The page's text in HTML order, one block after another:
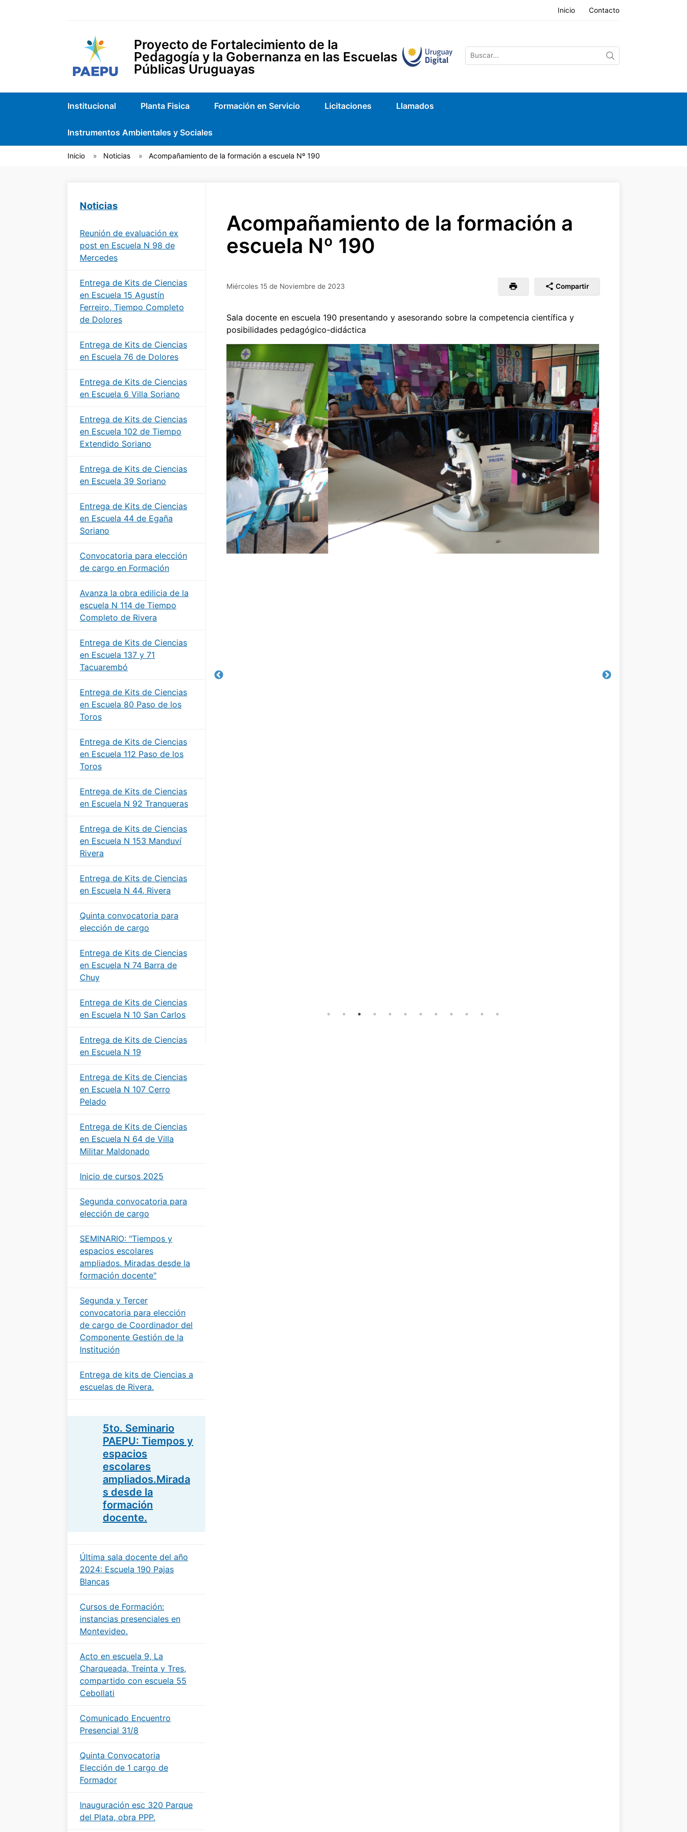
Inicio Contacto
Proyecto de Fortalecimiento de la
Pedagogía y la Gobernanza en las Escuelas
Públicas Uruguayas
Institucional Planta Fisica Formación en Servicio Licitaciones Llamados
Instrumentos Ambientales y Sociales
Inicio Noticias Acompañamiento de la formación a escuela Nº 190
Noticias
Reunión de evaluación ex
post en Escuela N 98 de
Mercedes
Entrega de Kits de Ciencias
en Escuela 15 Agustín
Ferreiro, Tiempo Completo
de Dolores
Entrega de Kits de Ciencias
en Escuela 76 de Dolores
Entrega de Kits de Ciencias
en Escuela 6 Villa Soriano
Entrega de Kits de Ciencias
en Escuela 102 de Tiempo
Extendido Soriano
Entrega de Kits de Ciencias
en Escuela 39 Soriano
Entrega de Kits de Ciencias
en Escuela 44 de Egaña
Soriano
Convocatoria para elección
de cargo en Formación
Avanza la obra edilicia de la
escuela N 114 de Tiempo
Completo de Rivera
Entrega de Kits de Ciencias
en Escuela 137 y 71
Tacuarembó
Entrega de Kits de Ciencias
en Escuela 80 Paso de los
Toros
Entrega de Kits de Ciencias
en Escuela 112 Paso de los
Toros
Entrega de Kits de Ciencias
en Escuela N 92 Tranqueras
Entrega de Kits de Ciencias
en Escuela N 153 Manduví
Rivera
Entrega de Kits de Ciencias
en Escuela N 44, Rivera
Quinta convocatoria para
elección de cargo
Entrega de Kits de Ciencias
en Escuela N 74 Barra de
Chuy
Entrega de Kits de Ciencias
en Escuela N 10 San Carlos
Entrega de Kits de Ciencias
en Escuela N 19
Entrega de Kits de Ciencias
en Escuela N 107 Cerro
Pelado
Entrega de Kits de Ciencias
en Escuela N 64 de Villa
Militar Maldonado
Inicio de cursos 2025
Segunda convocatoria para
elección de cargo
SEMINARIO: "Tiempos y
espacios escolares
ampliados. Miradas desde la
formación docente"
Segunda y Tercer
convocatoria para elección
de cargo de Coordinador del
Componente Gestión de la
Institución
Entrega de kits de Ciencias a
escuelas de Rivera.
5to. Seminario
PAEPU: Tiempos y
espacios
escolares
ampliados.Mirada
s desde la
formación
docente.
Última sala docente del año
2024: Escuela 190 Pajas
Blancas
Cursos de Formación:
instancias presenciales en
Montevideo.
Acto en escuela 9, La
Charqueada, Treinta y Tres,
compartido con escuela 55
Cebollati
Comunicado Encuentro
Presencial 31/8
Quinta Convocatoria
Elección de 1 cargo de
Formador
Inauguración esc 320 Parque
del Plata, obra PPP.
Acompañamiento de la formación a
escuela Nº 190
Miércoles 15 de Noviembre de 2023 Compartir
Sala docente en escuela 190 presentando y asesorando sobre la competencia científica y
posibilidades pedagógico-didáctica